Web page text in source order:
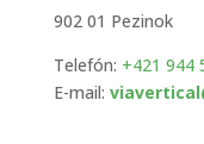
902 01 Pezinok
Telefón: +421 944
E-mail: